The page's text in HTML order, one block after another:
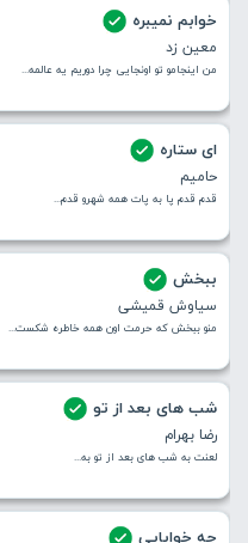
خوابم نمیبره
معین زد
من اینجامو تو اونجایی چرا دوریم یه عالمه...
ای ستاره
حامیم
قدم قدم پا به پات همه شهرو قدم...
ببخش
سیاوش قمیشی
منو ببخش که حرمت اون همه خاطره شکست...
شب های بعد از تو
رضا بهرام
لعنت به شب های بعد از تو به...
چه خوابایی